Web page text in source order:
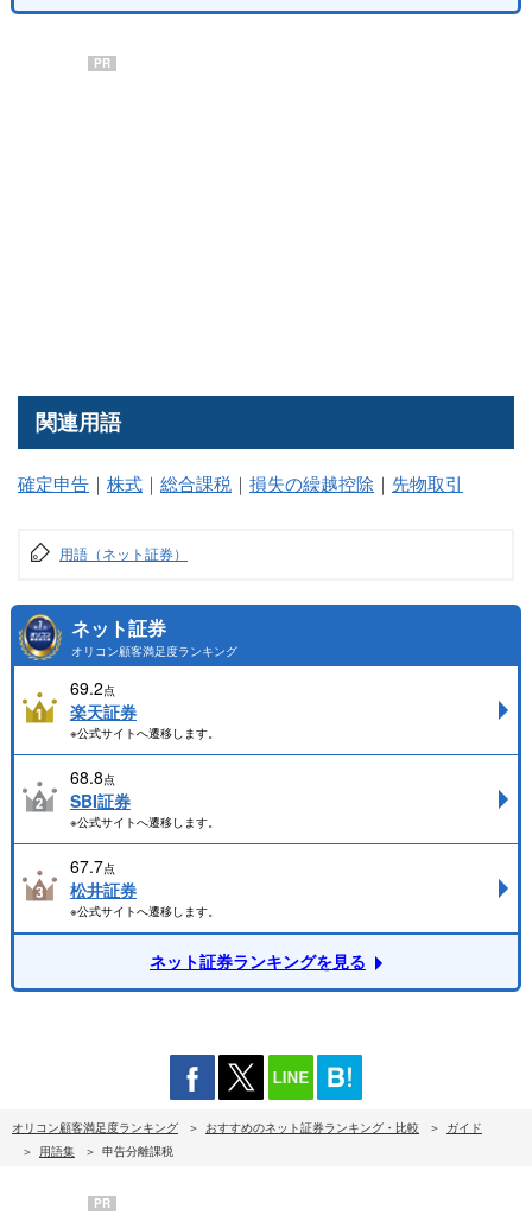
PR
関連用語
確定申告 ｜ 株式 ｜ 総合課税 ｜ 損失の繰越控除 ｜ 先物取引
用語（ネット証券）
ネット証券
オリコン顧客満足度ランキング
69.2点
楽天証券
※公式サイトへ遷移します。
68.8点
SBI証券
※公式サイトへ遷移します。
67.7点
松井証券
※公式サイトへ遷移します。
ネット証券ランキングを見る
オリコン顧客満足度ランキング おすすめのネット証券ランキング・比較
ガイド
用語集
申告分離課税
PR